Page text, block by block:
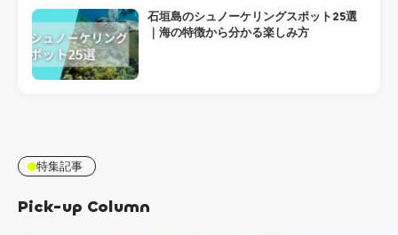
石垣島のシュノーケリングスポット25選
｜海の特徴から分かる楽しみ方
特集記事
Pick-up Column